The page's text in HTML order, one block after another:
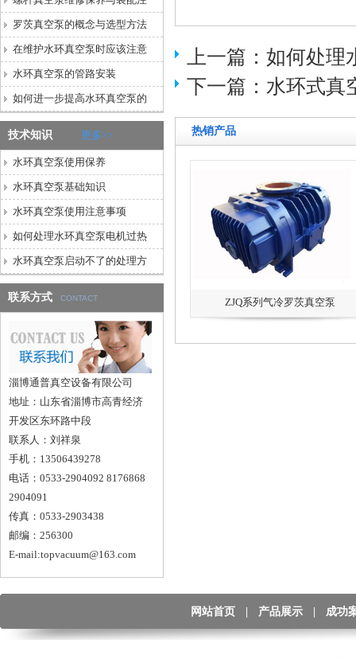
罗茨真空泵的概念与选型方法
在维护水环真空泵时应该注意
水环真空泵的管路安装
如何进一步提高水环真空泵的
技术知识 更多>>
水环真空泵使用保养
水环真空泵基础知识
水环真空泵使用注意事项
如何处理水环真空泵电机过热
水环真空泵启动不了的处理方
联系方式 CONTACT
淄博通普真空设备有限公司
地址：山东省淄博市高青经济
开发区东环路中段
联系人：刘祥泉
手机：13506439278
电话：0533-2904092 8176868
2904091
传真：0533-2903438
邮编：256300
E-mail:topvacuum@163.com
上一篇： 如何处理
下一篇： 水环式真
热销产品
ZJQ系列气冷罗茨真空泵
网站首页 产品展示 成功